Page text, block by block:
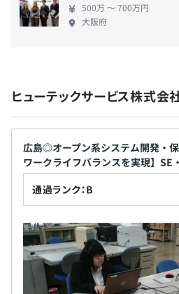
・転勤手当
◎前年度実績3.6～3.7カ月分
昇給：年1回（7月）
・社会保険完備（健康保険・厚
災保険）
・がん保険、養老保険の制度を
します！
500万 〜 700万円
大阪府
ヒューテックサービス株式
広島◎オープン系システム開発・
ワークライフバランスを実現】SE
通過ランク：B